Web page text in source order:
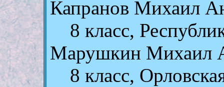
Капранов Михаил
8 класс,
Марушкин Михаил
8 класс,